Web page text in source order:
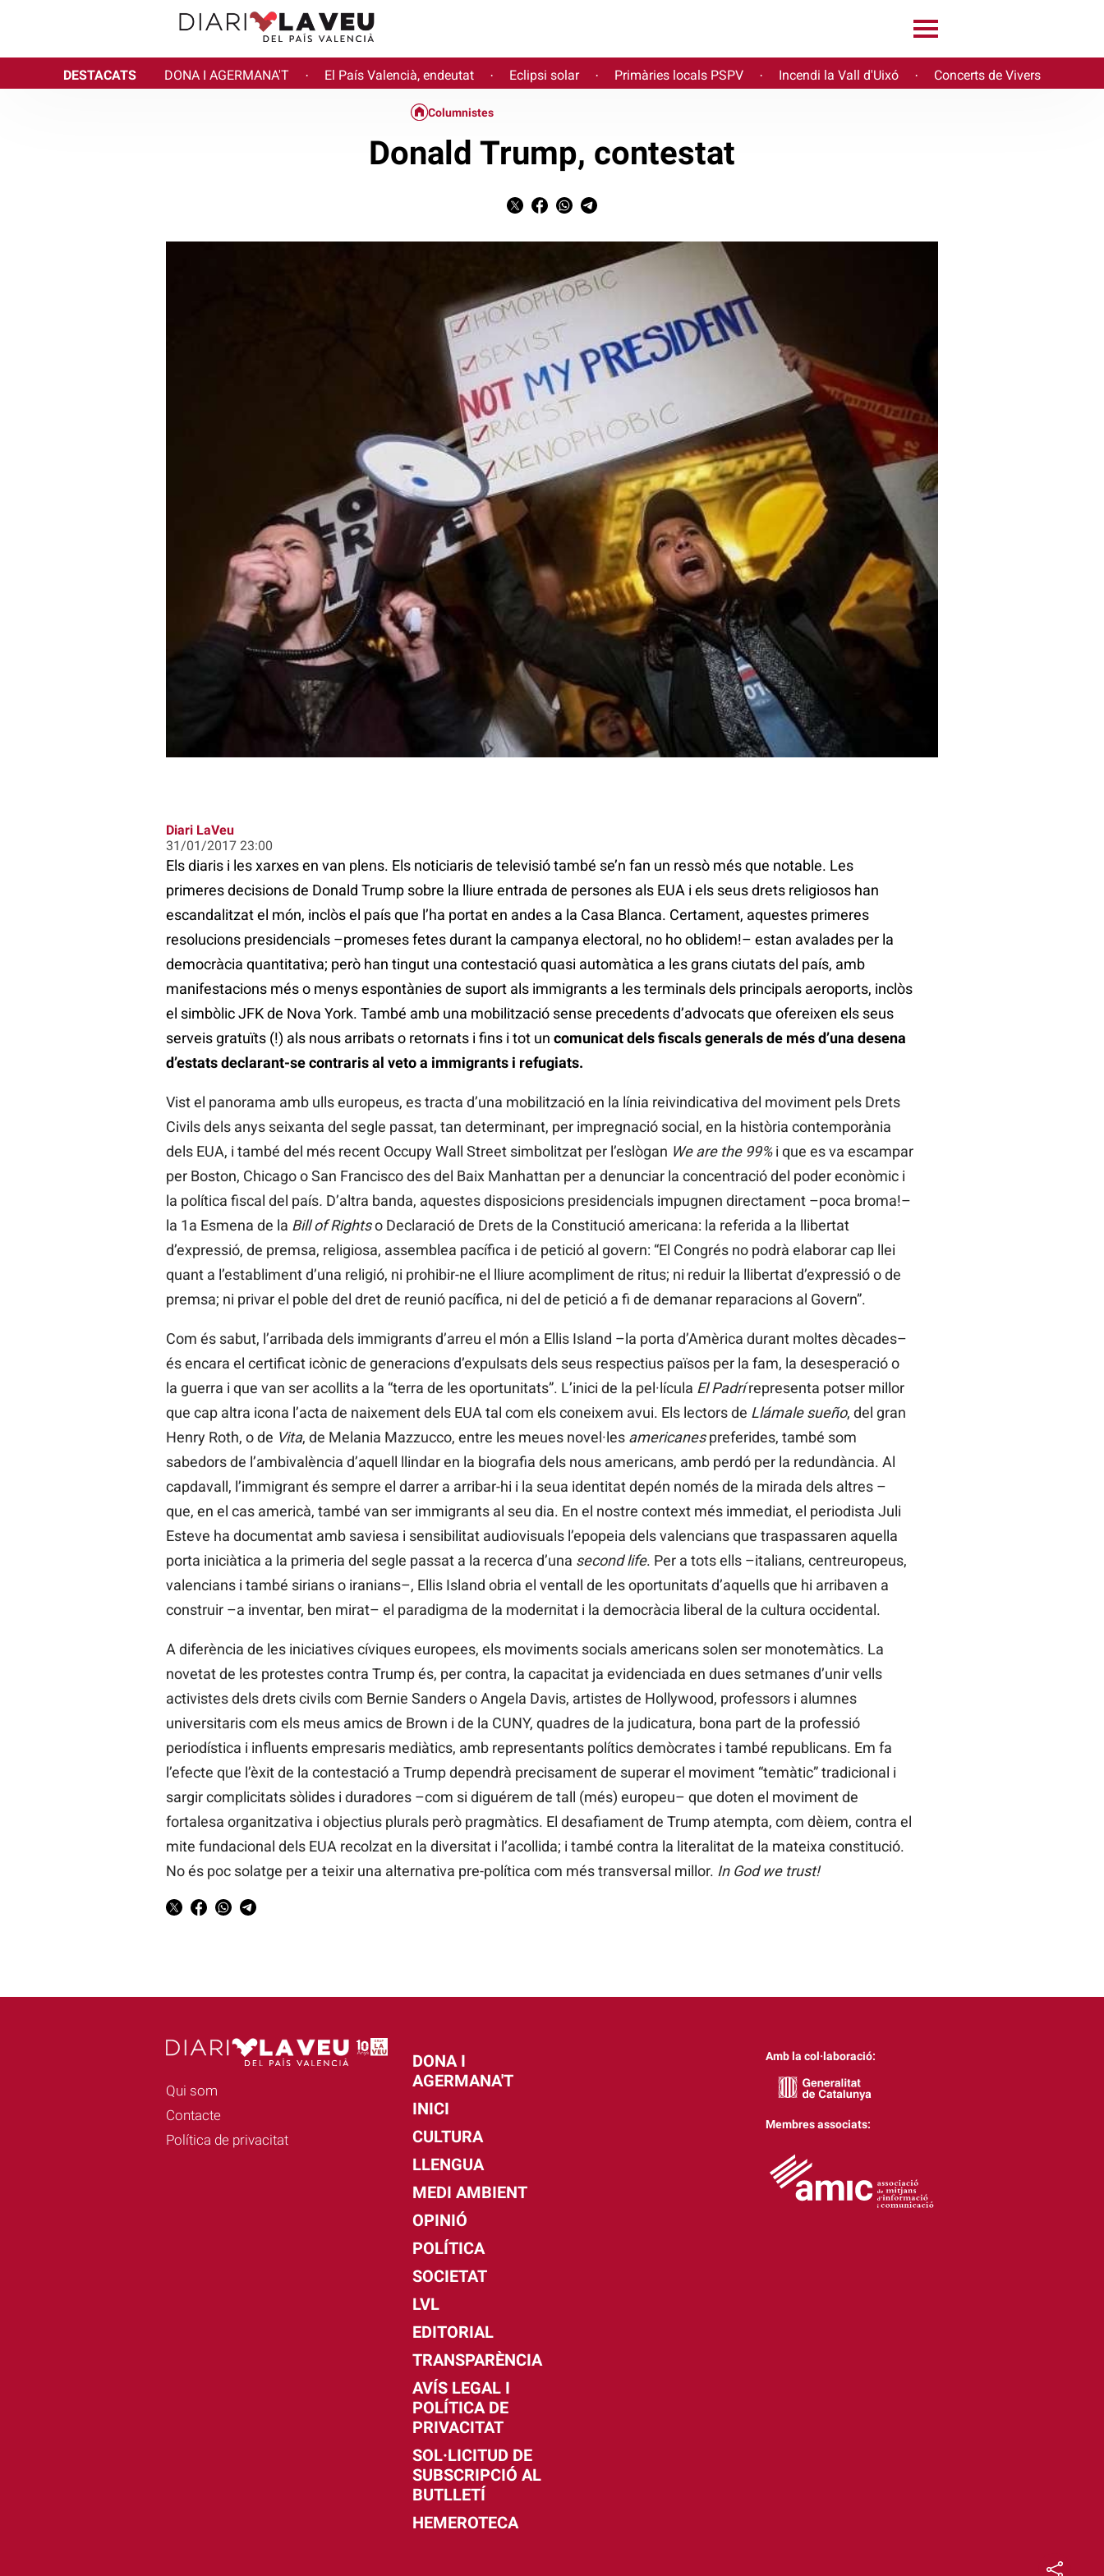
DESTACATS DONA I AGERMANA'T · El País Valencià, endeutat · Eclipsi solar · Primàries locals PSPV · Incendi la Vall d'Uixó · Concerts de Vivers
Columnistes
Donald Trump, contestat
Diari LaVeu
31/01/2017 23:00
Els diaris i les xarxes en van plens. Els noticiaris de televisió també se’n fan un ressò més que notable. Les
primeres decisions de Donald Trump sobre la lliure entrada de persones als EUA i els seus drets religiosos han
escandalitzat el món, inclòs el país que l’ha portat en andes a la Casa Blanca. Certament, aquestes primeres
resolucions presidencials –promeses fetes durant la campanya electoral, no ho oblidem!– estan avalades per la
democràcia quantitativa; però han tingut una contestació quasi automàtica a les grans ciutats del país, amb
manifestacions més o menys espontànies de suport als immigrants a les terminals dels principals aeroports, inclòs
el simbòlic JFK de Nova York. També amb una mobilització sense precedents d’advocats que ofereixen els seus
serveis gratuïts (!) als nous arribats o retornats i fins i tot un comunicat dels fiscals generals de més d’una desena
d’estats declarant-se contraris al veto a immigrants i refugiats.
Vist el panorama amb ulls europeus, es tracta d’una mobilització en la línia reivindicativa del moviment pels Drets
Civils dels anys seixanta del segle passat, tan determinant, per impregnació social, en la història contemporània
dels EUA, i també del més recent Occupy Wall Street simbolitzat per l’eslògan We are the 99%i que es va escampar
per Boston, Chicago o San Francisco des del Baix Manhattan per a denunciar la concentració del poder econòmic i
la política fiscal del país. D’altra banda, aquestes disposicions presidencials impugnen directament –poca broma!–
la 1a Esmena de la Bill of Rightso Declaració de Drets de la Constitució americana: la referida a la llibertat
d’expressió, de premsa, religiosa, assemblea pacífica i de petició al govern: “El Congrés no podrà elaborar cap llei
quant a l’establiment d’una religió, ni prohibir-ne el lliure acompliment de ritus; ni reduir la llibertat d’expressió o de
premsa; ni privar el poble del dret de reunió pacífica, ni del de petició a fi de demanar reparacions al Govern”.
Com és sabut, l’arribada dels immigrants d’arreu el món a Ellis Island –la porta d’Amèrica durant moltes dècades–
és encara el certificat icònic de generacions d’expulsats dels seus respectius països per la fam, la desesperació o
la guerra i que van ser acollits a la “terra de les oportunitats”. L’inici de la pel·lícula El Padrírepresenta potser millor
que cap altra icona l’acta de naixement dels EUA tal com els coneixem avui. Els lectors de Llámale sueño, del gran
Henry Roth, o de Vita, de Melania Mazzucco, entre les meues novel·les americanespreferides, també som
sabedors de l’ambivalència d’aquell llindar en la biografia dels nous americans, amb perdó per la redundància. Al
capdavall, l’immigrant és sempre el darrer a arribar-hi i la seua identitat depén només de la mirada dels altres –
que, en el cas americà, també van ser immigrants al seu dia. En el nostre context més immediat, el periodista Juli
Esteve ha documentat amb saviesa i sensibilitat audiovisuals l’epopeia dels valencians que traspassaren aquella
porta iniciàtica a la primeria del segle passat a la recerca d’una second life. Per a tots ells –italians, centreuropeus,
valencians i també sirians o iranians–, Ellis Island obria el ventall de les oportunitats d’aquells que hi arribaven a
construir –a inventar, ben mirat– el paradigma de la modernitat i la democràcia liberal de la cultura occidental.
A diferència de les iniciatives cíviques europees, els moviments socials americans solen ser monotemàtics. La
novetat de les protestes contra Trump és, per contra, la capacitat ja evidenciada en dues setmanes d’unir vells
activistes dels drets civils com Bernie Sanders o Angela Davis, artistes de Hollywood, professors i alumnes
universitaris com els meus amics de Brown i de la CUNY, quadres de la judicatura, bona part de la professió
periodística i influents empresaris mediàtics, amb representants polítics demòcrates i també republicans. Em fa
l’efecte que l’èxit de la contestació a Trump dependrà precisament de superar el moviment “temàtic” tradicional i
sargir complicitats sòlides i duradores –com si diguérem de tall (més) europeu– que doten el moviment de
fortalesa organitzativa i objectius plurals però pragmàtics. El desafiament de Trump atempta, com dèiem, contra el
mite fundacional dels EUA recolzat en la diversitat i l’acollida; i també contra la literalitat de la mateixa constitució.
No és poc solatge per a teixir una alternativa pre-política com més transversal millor. In God we trust!
Qui som
Contacte
Política de privacitat
DONA I
AGERMANA'T
INICI
CULTURA
LLENGUA
MEDI AMBIENT
OPINIÓ
POLÍTICA
SOCIETAT
LVL
EDITORIAL
TRANSPARÈNCIA
AVÍS LEGAL I
POLÍTICA DE
PRIVACITAT
SOL·LICITUD DE
SUBSCRIPCIÓ AL
BUTLLETÍ
HEMEROTECA
Amb la col·laboració:
Membres associats: